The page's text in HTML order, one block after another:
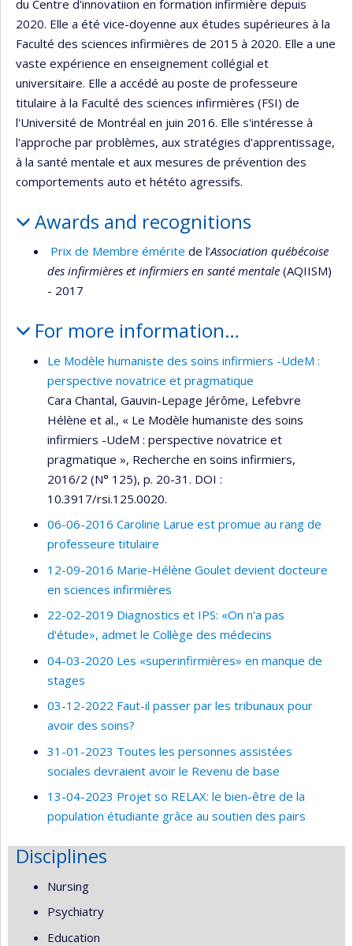
du Centre d'innovatiion en formation infirmière depuis
2020. Elle a été vice-doyenne aux études supérieures à la
Faculté des sciences infirmières de 2015 à 2020. Elle a une
vaste expérience en enseignement collégial et
universitaire. Elle a accédé au poste de professeure
titulaire à la Faculté des sciences infirmières (FSI) de
l'Université de Montréal en juin 2016. Elle s'intéresse à
l'approche par problèmes, aux stratégies d'apprentissage,
à la santé mentale et aux mesures de prévention des
comportements auto et hététo agressifs.
Awards and recognitions
Prix de Membre émérite de l’Association québécoise
des infirmières et infirmiers en santé mentale (AQIISM)
- 2017
For more information…
Le Modèle humaniste des soins infirmiers -UdeM :
perspective novatrice et pragmatique
Cara Chantal, Gauvin-Lepage Jérôme, Lefebvre
Hélène et al., « Le Modèle humaniste des soins
infirmiers -UdeM : perspective novatrice et
pragmatique », Recherche en soins infirmiers,
2016/2 (N° 125), p. 20-31. DOI :
10.3917/rsi.125.0020.
06-06-2016 Caroline Larue est promue au rang de
professeure titulaire
12-09-2016 Marie-Hélène Goulet devient docteure
en sciences infirmières
22-02-2019 Diagnostics et IPS: «On n'a pas
d'étude», admet le Collège des médecins
04-03-2020 Les «superinfirmières» en manque de
stages
03-12-2022 Faut-il passer par les tribunaux pour
avoir des soins?
31-01-2023 Toutes les personnes assistées
sociales devraient avoir le Revenu de base
13-04-2023 Projet so RELAX: le bien-être de la
population étudiante grâce au soutien des pairs
Disciplines
Nursing
Psychiatry
Education